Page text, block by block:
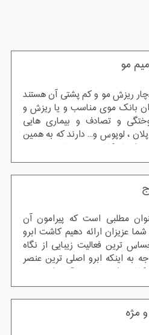
مو
ریزش مو و کم پشتی آن هستند
بانک موی مناسب و یا ریزش و
و تصادف و بیماری هایی
، لوپوس و... دارند که به همین
انجام کاشت مو نمایند ، بهترین
ترمیم مو می باشد
مطلبی است که پیرامون آن
عزیزان ارائه دهیم کاشت ابرو
ترین فعالیت زیبایی از نگاه
به اینکه ابرو اصلی ترین عنصر
کاشت ابرو نهایت دقت را به عمل
مژه